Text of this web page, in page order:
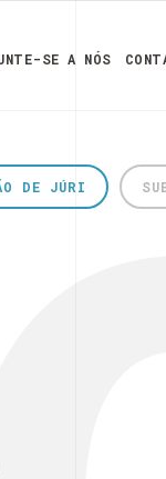
SE A NÓS
DE JÚRI